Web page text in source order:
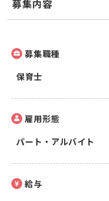
募集内容
募集職種
保育士
雇用形態
パート・アルバイト
給与